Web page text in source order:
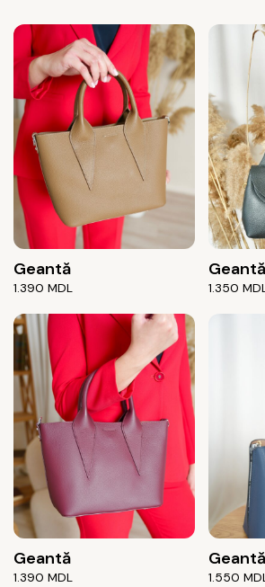
Geantă
1.390 MDL
Geantă
1.350
Geantă
1.390 MDL
Geantă
1.550